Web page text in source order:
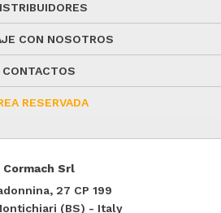
CON NOSOTROS
CONTACTOS
RESERVADA
Cormach Srl
27 CP 199
(BS) - Italy